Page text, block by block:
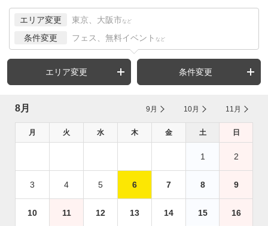
エリア変更 東京、大阪市 など
条件変更 フェス、無料イベント など
エリア変更 条件変更
8月 9月 10月 11月
月 火 水 木 金 土 日
1 2
3 4 5 6 7 8 9
10 11 12 13 14 15 16